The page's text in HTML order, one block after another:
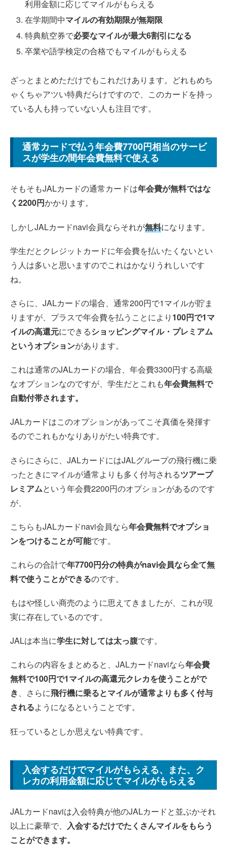
利用金額に応じてマイルがもらえる
在学期間中マイルの有効期限が無期限
特典航空券で必要なマイルが最大6割引になる
卒業や語学検定の合格でもマイルがもらえる
ざっとまとめただけでもこれだけあります。どれもめち
ゃくちゃアツい特典だらけですので、このカードを持っ
ている人も持っていない人も注目です。
通常カードで払う年会費7700円相当のサービ
スが学生の間年会費無料で使える
そもそもJALカードの通常カードは年会費が無料ではな
く2200円かかります。
しかしJALカードnavi会員ならそれが無料になります。
学生だとクレジットカードに年会費を払いたくないとい
う人は多いと思いますのでこれはかなりうれしいです
ね。
さらに、JALカードの場合、通常200円で1マイルが貯ま
りますが、プラスで年会費を払うことにより 100円で1マ
イルの高還元にできるショッピングマイル・プレミアム
というオプションがあります。
これは通常のJALカードの場合、年会費3300円する高級
なオプションなのですが、学生だとこれも年会費無料で
自動付帯されます。
JALカードはこのオプションがあってこそ真価を発揮す
るのでこれもかなりありがたい特典です。
さらにさらに、JALカードにはJALグループの飛行機に乗
ったときにマイルが通常よりも多く付与されるツアープ
レミアムという年会費2200円のオプションがあるのです
が、
こちらもJALカードnavi会員なら年会費無料でオプショ
ンをつけることが可能です。
これらの合計で年7700円分の特典がnavi会員なら全て無
料で使うことができるのです。
もはや怪しい商売のように思えてきましたが、これが現
実に存在しているのです。
JALは本当に学生に対しては太っ腹です。
これらの内容をまとめると、JALカードnaviなら年会費
無料で100円で1マイルの高還元クレカを使うことがで
き、さらに飛行機に乗るとマイルが通常よりも多く付与
されるようになるということです。
狂っているとしか思えない特典です。
入会するだけでマイルがもらえる、また、ク
レカの利用金額に応じてマイルがもらえる
JALカードnaviは入会特典が他のJALカードと並ぶかそれ
以上に豪華で、 入会するだけでたくさんマイルをもらう
ことができます。